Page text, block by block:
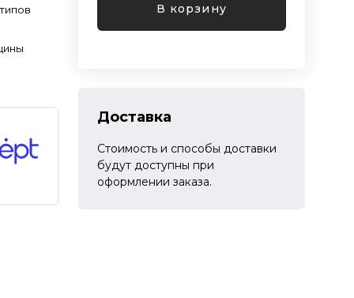
В корзину
Доставка
Стоимость и способы доставки
будут доступны при
оформлении заказа.